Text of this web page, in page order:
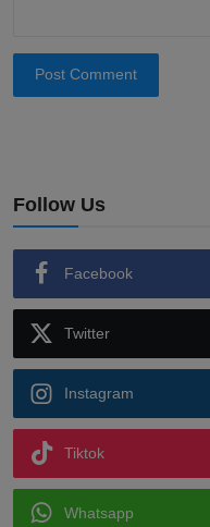
Post Comment
Follow Us
Facebook
Twitter
Instagram
Tiktok
Whatsapp